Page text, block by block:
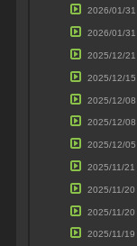
2026/01/31
2026/01/31
2025/12/21
2025/12/15
2025/12/08
2025/12/08
2025/12/05
2025/11/21
2025/11/20
2025/11/20
2025/11/19